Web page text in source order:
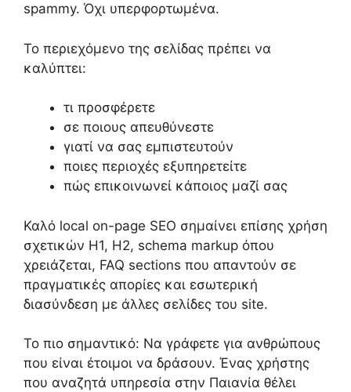
spammy. Όχι υπερφορτωμένα.
Το περιεχόμενο της σελίδας πρέπει να
καλύπτει:
τι προσφέρετε
σε ποιους απευθύνεστε
γιατί να σας εμπιστευτούν
ποιες περιοχές εξυπηρετείτε
πώς επικοινωνεί κάποιος μαζί σας
Καλό local on-page SEO σημαίνει επίσης χρήση
σχετικών H1, H2, schema markup όπου
χρειάζεται, FAQ sections που απαντούν σε
πραγματικές απορίες και εσωτερική
διασύνδεση με άλλες σελίδες του site.
Το πιο σημαντικό: Να γράφετε για ανθρώπους
που είναι έτοιμοι να δράσουν. Ένας χρήστης
που αναζητά υπηρεσία στην Παιανία θέλει